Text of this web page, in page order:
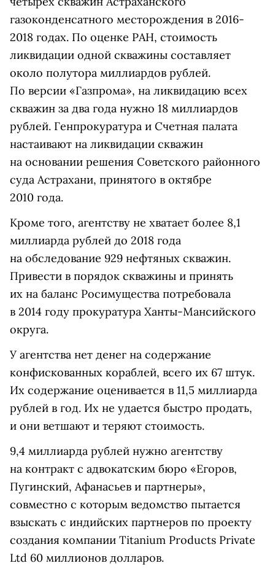
газоконденсатного месторождения в 2016-
2018 годах. По оценке РАН, стоимость
ликвидации одной скважины составляет
около полутора миллиардов рублей.
По версии «Газпрома», на ликвидацию всех
скважин за два года нужно 18 миллиардов
рублей. Генпрокуратура и Счетная палата
настаивают на ликвидации скважин
на основании решения Советского районного
суда Астрахани, принятого в октябре
2010 года.
Кроме того, агентству не хватает более 8,1
миллиарда рублей до 2018 года
на обследование 929 нефтяных скважин.
Привести в порядок скважины и принять
их на баланс Росимущества потребовала
в 2014 году прокуратура Ханты-Мансийского
округа.
У агентства нет денег на содержание
конфискованных кораблей, всего их 67 штук.
Их содержание оценивается в 11,5 миллиарда
рублей в год. Их не удается быстро продать,
и они ветшают и теряют стоимость.
9,4 миллиарда рублей нужно агентству
на контракт с адвокатским бюро «Егоров,
Пугинский, Афанасьев и партнеры»,
совместно с которым ведомство пытается
взыскать с индийских партнеров по проекту
создания компании Titanium Products Private
Ltd 60 миллионов долларов.